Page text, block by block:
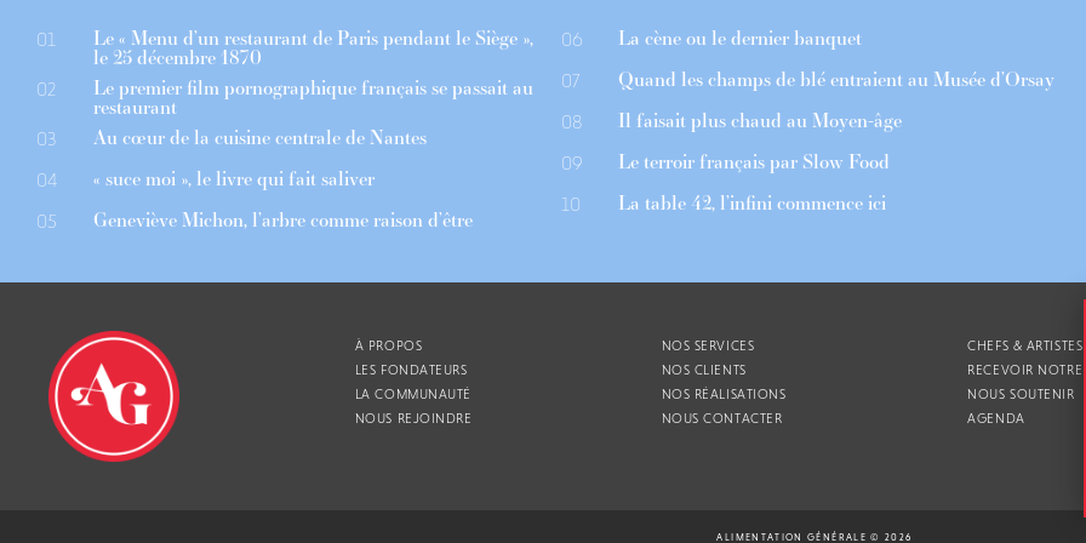
01 Le « Menu d’un restaurant de Paris pendant le Siège »,
le 25 décembre 1870
02 Le premier film pornographique français se passait au
restaurant
03 Au cœur de la cuisine centrale de Nantes
04 « suce moi », le livre qui fait saliver
05 Geneviève Michon, l’arbre comme raison d’être
06 La cène ou le dernier banquet
07 Quand les champs de blé entraient au Musée d’Orsay
08 Il faisait plus chaud au Moyen-âge
09 Le terroir français par Slow Food
10 La table 42, l’infini commence ici
À PROPOS
LES FONDATEURS
LA COMMUNAUTÉ
NOUS REJOINDRE
NOS SERVICES
NOS CLIENTS
NOS RÉALISATIONS
NOUS CONTACTER
CHEFS & ARTISTES
RECEVOIR NOTRE
NOUS SOUTENIR
AGENDA
ALIMENTATION GÉNÉRALE © 2026